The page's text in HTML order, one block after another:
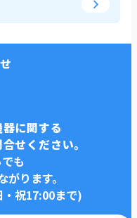
に関する
せください。
も
ります。
祝17:00まで)